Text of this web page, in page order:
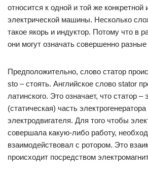
относится к одной и той же конкретной
электрической машины. Несколько
такое якорь и индуктор. Потому что в
они могут означать совершенно
Предположительно, слово статор
sto – стоять. Английское слово stator
латинского. Это означает, что статор –
(статическая) часть
электродвигателя. Для того чтобы
совершала какую-либо работу,
взаимодействовал с ротором. Это
происходит посредством